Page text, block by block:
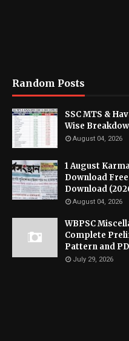
Random Posts
SSC MTS &
Wise
August 04, 2026
1 August
Download Free | ১
Download
August 04, 2026
WBPSC
Complete
Pattern and
July 29, 2026